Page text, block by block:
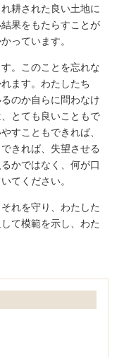
耕された良い土地に
果をもたらすことが
っています。
。このことを忘れな
ます。わたしたち
のか自らに問わなけ
とても良いこともで
すこともできれば、
きれば、失望させる
かではなく、何が口
てください。
れを守り、わたした
て模範を示し、わた